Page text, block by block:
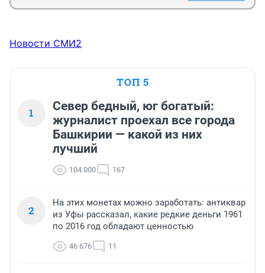
Новости СМИ2
ТОП 5
1
Север бедный, юг богатый:
журналист проехал все города
Башкирии — какой из них
лучший
104 000 167
2
На этих монетах можно заработать: антиквар
из Уфы рассказал, какие редкие деньги 1961
по 2016 год обладают ценностью
46 676 11